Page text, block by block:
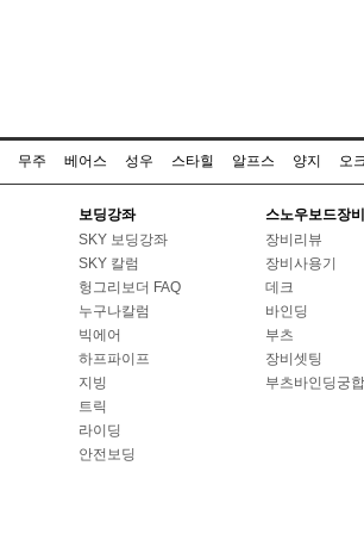
무주 베어스 성우 스타힐 알프스 양지 오
보딩강좌 스노우보드장비
SKY 보딩강좌 장비리뷰
SKY 칼럼 장비사용기
헝그리보더 FAQ 데크
누구나칼럼 바인딩
빅에어 부츠
하프파이프 장비셋팅
지빙 부츠바인딩궁합
트릭
라이딩
안전보딩